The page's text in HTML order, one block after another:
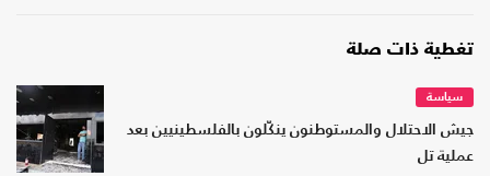
تغطية ذات صلة
سياسة
جيش الاحتلال والمستوطنون ينكّلون بالفلسطينيين بعد
عملية تل